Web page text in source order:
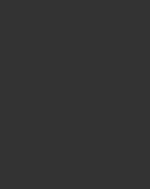
jegyzetet készítettünk, amelyet meg
a csodálat. Milyen csodálatos
szemlélettől, amely manapság a
mechanizmust megemlíteni, amelyet
a leírtak segítsék a hallgatókat más
és persze ez is több, mint az
jobban megérteni a sejtekben